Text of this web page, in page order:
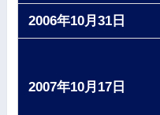
2006年10月31日
2007年10月17日